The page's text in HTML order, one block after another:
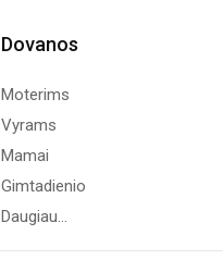
Dovanos
Moterims
Vyrams
Mamai
Gimtadienio
Daugiau...